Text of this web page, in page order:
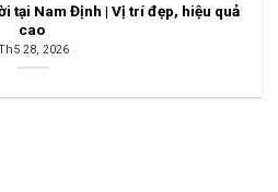
tại Nam Định | Vị trí đẹp, hiệu quả
cao
28, 2026